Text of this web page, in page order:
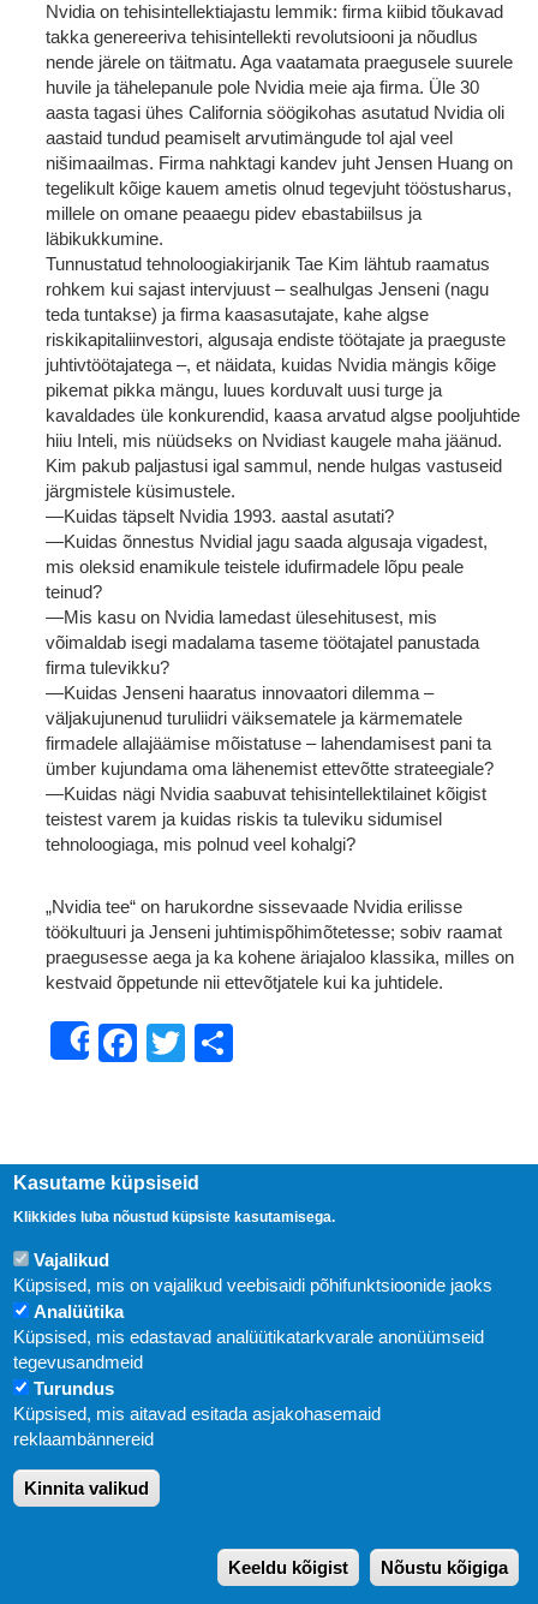
Nvidia on tehisintellektiajastu lemmik: firma kiibid tõukavad
takka genereeriva tehisintellekti revolutsiooni ja nõudlus
nende järele on täitmatu. Aga vaatamata praegusele suurele
huvile ja tähelepanule pole Nvidia meie aja firma. Üle 30
aasta tagasi ühes California söögikohas asutatud Nvidia oli
aastaid tundud peamiselt arvutimängude tol ajal veel
nišimaailmas. Firma nahktagi kandev juht Jensen Huang on
tegelikult kõige kauem ametis olnud tegevjuht tööstusharus,
millele on omane peaaegu pidev ebastabiilsus ja
läbikukkumine.
Tunnustatud tehnoloogiakirjanik Tae Kim lähtub raamatus
rohkem kui sajast intervjuust – sealhulgas Jenseni (nagu
teda tuntakse) ja firma kaasasutajate, kahe algse
riskikapitaliinvestori, algusaja endiste töötajate ja praeguste
juhtivtöötajatega –, et näidata, kuidas Nvidia mängis kõige
pikemat pikka mängu, luues korduvalt uusi turge ja
kavaldades üle konkurendid, kaasa arvatud algse pooljuhtide
hiiu Inteli, mis nüüdseks on Nvidiast kaugele maha jäänud.
Kim pakub paljastusi igal sammul, nende hulgas vastuseid
järgmistele küsimustele.
—Kuidas täpselt Nvidia 1993. aastal asutati?
—Kuidas õnnestus Nvidial jagu saada algusaja vigadest,
mis oleksid enamikule teistele idufirmadele lõpu peale
teinud?
—Mis kasu on Nvidia lamedast ülesehitusest, mis
võimaldab isegi madalama taseme töötajatel panustada
firma tulevikku?
—Kuidas Jenseni haaratus innovaatori dilemma –
väljakujunenud turuliidri väiksematele ja kärmematele
firmadele allajäämise mõistatuse – lahendamisest pani ta
ümber kujundama oma lähenemist ettevõtte strateegiale?
—Kuidas nägi Nvidia saabuvat tehisintellektilainet kõigist
teistest varem ja kuidas riskis ta tuleviku sidumisel
tehnoloogiaga, mis polnud veel kohalgi?
„Nvidia tee“ on harukordne sissevaade Nvidia erilisse
töökultuuri ja Jenseni juhtimispõhimõtetesse; sobiv raamat
praegusesse aega ja ka kohene äriajaloo klassika, milles on
kestvaid õppetunde nii ettevõtjatele kui ka juhtidele.
ShareFacebook
Twitter
Uudised
KIRJASTUS PEGASUS OÜ © 2020
Paldiski mnt. 29 (A korpus VI korrus), Tallinn
E-post:pegasus[at]pegasus.ee
Kasutame küpsiseid
Klikkides luba nõustud küpsiste kasutamisega.
Vajalikud
Küpsised, mis on vajalikud veebisaidi põhifunktsioonide jaoks
Analüütika
Küpsised, mis edastavad analüütikatarkvarale anonüümseid
tegevusandmeid
Turundus
Küpsised, mis aitavad esitada asjakohasemaid
reklaambännereid
Kinnita valikud
Keeldu kõigist Nõustu kõigiga